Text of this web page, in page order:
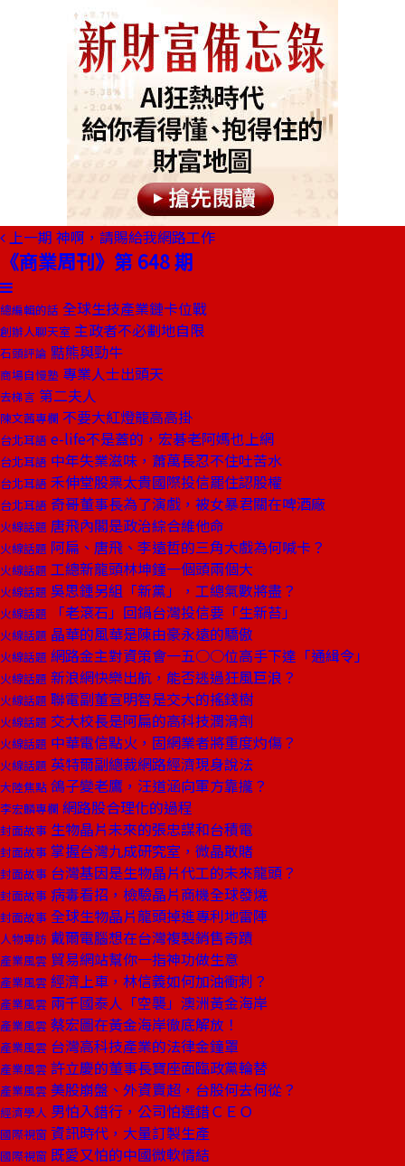
上一期 神啊，請賜給我網路工作
《商業周刊》第 648 期
總編輯的話 全球生技產業鏈卡位戰
創辦人聊天室 主政者不必劃地自限
石頭評論 黠熊與勁牛
商場自慢塾 專業人士出頭天
去梯言 第二夫人
陳文茜專欄 不要大紅燈籠高高掛
台北耳語 e-life不是蓋的，宏碁老阿媽也上網
台北耳語 中年失業滋味，蕭萬長忍不住吐苦水
台北耳語 禾伸堂股票太貴國際投信罷住認股權
台北耳語 奇哥董事長為了演戲，被女暴君關在啤酒廠
火線話題 唐飛內閣是政治綜合維他命
火線話題 阿扁、唐飛、李遠哲的三角大戲為何喊卡？
火線話題 工總新龍頭林坤鐘一個頭兩個大
火線話題 吳思鍾另組「新黨」，工總氣數將盡？
火線話題 「老滾石」回鍋台灣投信要「生新苔」
火線話題 晶華的風華是陳由豪永遠的驕傲
火線話題 網路金主對資策會一五○○位高手下達「通緝令」
火線話題 新浪網快樂出航，能否逃過狂風巨浪？
火線話題 聯電副董宣明智是交大的搖錢樹
火線話題 交大校長是阿扁的高科技潤滑劑
火線話題 中華電信點火，固網業者將重度灼傷？
火線話題 英特爾副總裁網路經濟現身說法
大陸焦點 鴿子變老鷹，汪道涵向軍方靠攏？
李宏麟專欄 網路股合理化的過程
封面故事 生物晶片未來的張忠謀和台積電
封面故事 掌握台灣九成研究室，微晶敢賭
封面故事 台灣基因是生物晶片代工的未來龍頭？
封面故事 病毒看招，檢驗晶片商機全球發燒
封面故事 全球生物晶片龍頭掉進專利地雷陣
人物專訪 戴爾電腦想在台灣複製銷售奇蹟
產業風雲 貿易網站幫你一指神功做生意
產業風雲 經濟上車，林信義如何加油衝刺？
產業風雲 兩千國泰人「空襲」澳洲黃金海岸
產業風雲 蔡宏圖在黃金海岸徹底解放！
產業風雲 台灣高科技產業的法律金鐘罩
產業風雲 許立慶的董事長寶座面臨政黨輪替
產業風雲 美股崩盤、外資賣超，台股何去何從？
經濟學人 男怕入錯行，公司怕選錯ＣＥＯ
國際視窗 資訊時代，大量訂製生產
國際視窗 既愛又怕的中國微軟情結